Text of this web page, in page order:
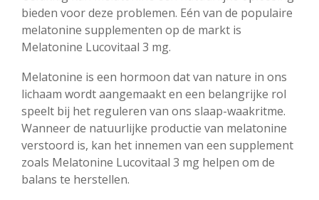
bieden voor deze problemen. Eén van de populaire
melatonine supplementen op de markt is
Melatonine Lucovitaal 3 mg.
Melatonine is een hormoon dat van nature in ons
lichaam wordt aangemaakt en een belangrijke rol
speelt bij het reguleren van ons slaap-waakritme.
Wanneer de natuurlijke productie van melatonine
verstoord is, kan het innemen van een supplement
zoals Melatonine Lucovitaal 3 mg helpen om de
balans te herstellen.